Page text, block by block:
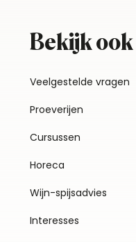
Bekijk ook
Veelgestelde vragen
Proeverijen
Cursussen
Horeca
Wijn-spijsadvies
Interesses